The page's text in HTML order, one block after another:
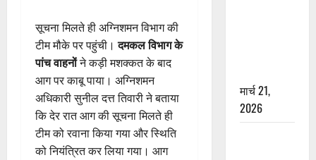
सूचना मिलते ही अग्निशमन विभाग की
टीम मौके पर पहुंची।दमकल विभाग के
पांच वाहनोंने कड़ी मशक्कत के बाद
आग पर काबू पाया। अग्निशमन
अधिकारी सुनील दत्त तिवारी ने बताया
कि देर रात आग की सूचना मिलते ही
टीम को रवाना किया गया और स्थिति
को नियंत्रित कर लिया गया। आग
मार्च 21,
2026